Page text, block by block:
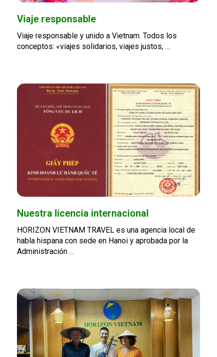
Viaje responsable
Viaje responsable y unido a Vietnam. Todos los
conceptos: «viajes solidarios, viajes justos, …
Nuestra licencia internacional
HORIZON VIETNAM TRAVEL es una agencia local de
habla hispana con sede en Hanoi y aprobada por la
Administración …